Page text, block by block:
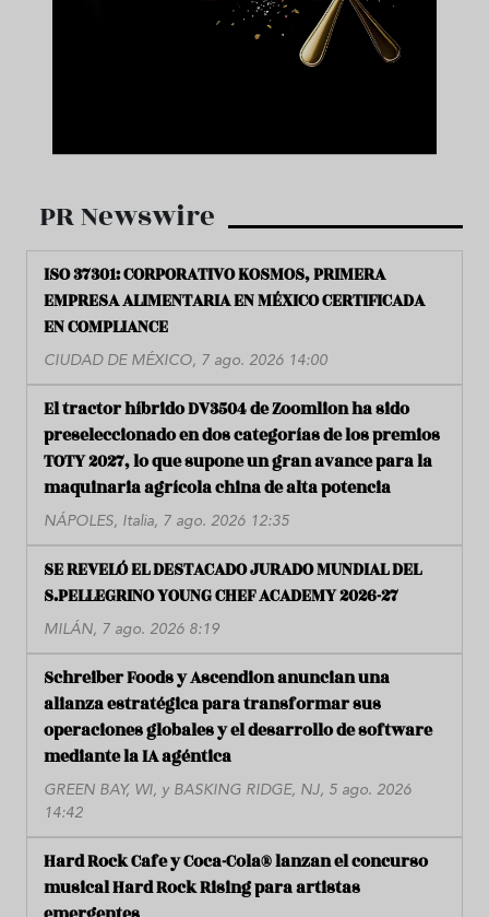
PR Newswire
ISO 37301: CORPORATIVO KOSMOS, PRIMERA
EMPRESA ALIMENTARIA EN MÉXICO CERTIFICADA
EN COMPLIANCE
CIUDAD DE MÉXICO, 7 ago. 2026 14:00
El tractor híbrido DV3504 de Zoomlion ha sido
preseleccionado en dos categorías de los premios
TOTY 2027, lo que supone un gran avance para la
maquinaria agrícola china de alta potencia
NÁPOLES, Italia, 7 ago. 2026 12:35
SE REVELÓ EL DESTACADO JURADO MUNDIAL DEL
S.PELLEGRINO YOUNG CHEF ACADEMY 2026-27
MILÁN, 7 ago. 2026 8:19
Schreiber Foods y Ascendion anuncian una
alianza estratégica para transformar sus
operaciones globales y el desarrollo de software
mediante la IA agéntica
GREEN BAY, WI, y BASKING RIDGE, NJ, 5 ago. 2026
14:42
Hard Rock Cafe y Coca-Cola® lanzan el concurso
musical Hard Rock Rising para artistas